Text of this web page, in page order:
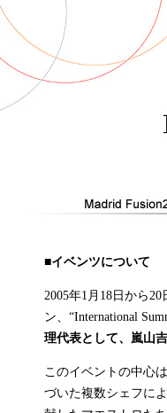
■イベンツについて
2005年1月18日から
ン、“International
理代表として、嵐山
このイベントの中心
づいた複数シェフに